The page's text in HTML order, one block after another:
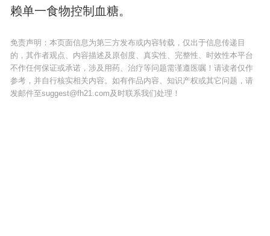
赖单一食物控制血糖。
免责声明：本页面信息为第三方发布或内容转载，仅出于信息传递目
的，其作者观点、内容描述及原创度、真实性、完整性、时效性本平台
不作任何保证或承诺，涉及用药、治疗等问题需谨遵医嘱！请读者仅作
参考，并自行核实相关内容。如有作品内容、知识产权或其它问题，请
发邮件至suggest@fh21.com及时联系我们处理！